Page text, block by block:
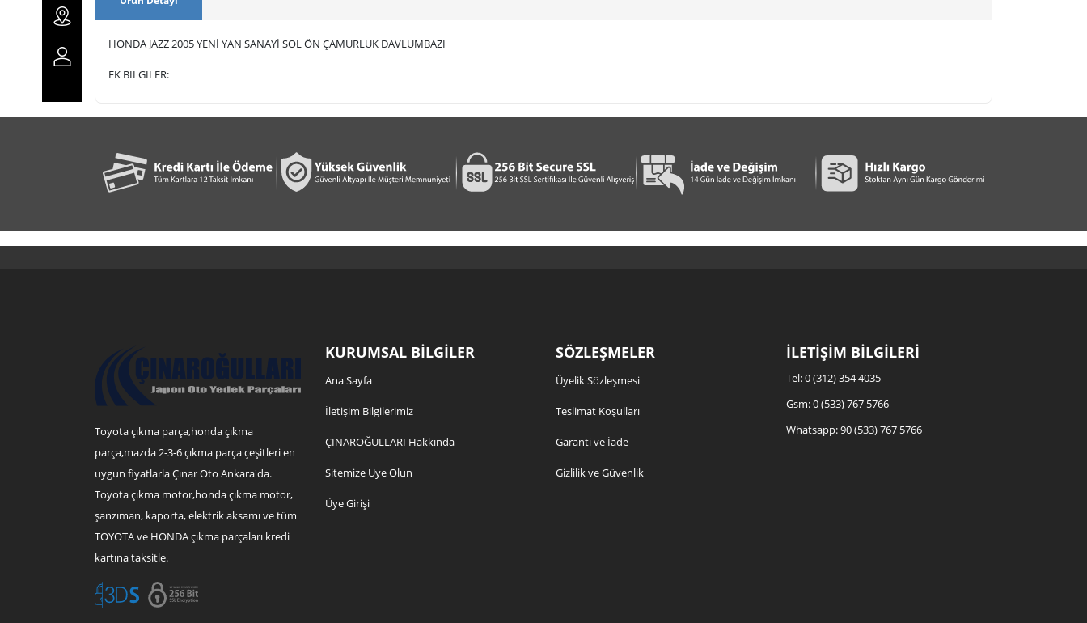
HONDA JAZZ 2005 YENİ YAN SANAYİ SOL ÖN ÇAMURLUK DAVLUMBAZI
EK BİLGİLER:
Toyota çıkma parça,honda çıkma
parça,mazda 2-3-6 çıkma parça çeşitleri en
uygun fiyatlarla Çınar Oto Ankara'da.
Toyota çıkma motor,honda çıkma motor,
şanzıman, kaporta, elektrik aksamı ve tüm
TOYOTA ve HONDA çıkma parçaları kredi
kartına taksitle.
KURUMSAL BİLGİLER
Ana Sayfa
İletişim Bilgilerimiz
ÇINAROĞULLARI Hakkında
Sitemize Üye Olun
Üye Girişi
SÖZLEŞMELER
Üyelik Sözleşmesi
Teslimat Koşulları
Garanti ve İade
Gizlilik ve Güvenlik
İLETİŞİM BİLGİLERİ
Tel: 0 (312) 354 4035
Gsm: 0 (533) 767 5766
Whatsapp: 90 (533) 767 5766